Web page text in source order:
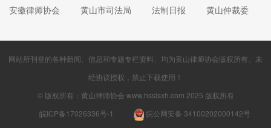
安徽律师协会
黄山市司法局 法制日报 黄山仲裁委
网站所刊登的各种新闻、信息和专题专栏资料、均为黄山律师协会版权所有、未
经协议授权，禁止下载使用！
© 版权所有：黄山律师协会 www.hsslsxh.com 2025 版权所有
皖ICP备17026336号-1
皖公网安备 34100202000142号